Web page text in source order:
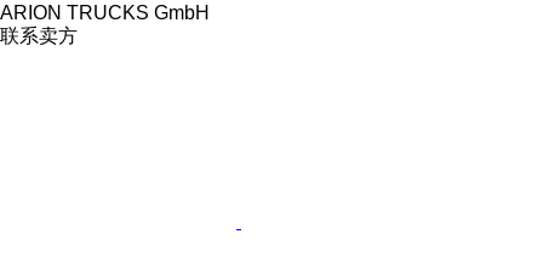
ARION TRUCKS GmbH
联系卖方